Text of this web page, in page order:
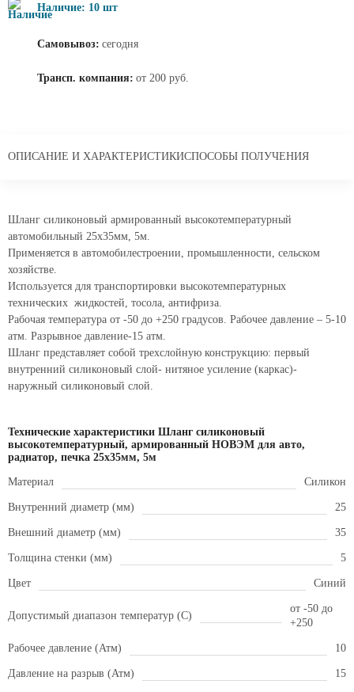
Наличие: 10 шт
Самовывоз: сегодня
Трансп. компания: от 200 руб.
ОПИСАНИЕ И ХАРАКТЕРИСТИКИСПОСОБЫ ПОЛУЧЕНИЯ
Шланг силиконовый армированный высокотемпературный
автомобильный 25x35мм, 5м.
Применяется в автомобилестроении, промышленности, сельском
хозяйстве.
Используется для транспортировки высокотемпературных
технических жидкостей, тосола, антифриза.
Рабочая температура от -50 до +250 градусов. Рабочее давление – 5-10
атм. Разрывное давление-15 атм.
Шланг представляет собой трехслойную конструкцию: первый
внутренний силиконовый слой- нитяное усиление (каркас)-
наружный силиконовый слой.
Технические характеристики Шланг силиконовый
высокотемпературный, армированный НОВЭМ для авто,
радиатор, печка 25x35мм, 5м
Материал Силикон
Внутренний диаметр (мм) 25
Внешний диаметр (мм) 35
Толщина стенки (мм) 5
Цвет Синий
Допустимый диапазон температур (С)
от -50 до
+250
Рабочее давление (Атм) 10
Давление на разрыв (Атм) 15